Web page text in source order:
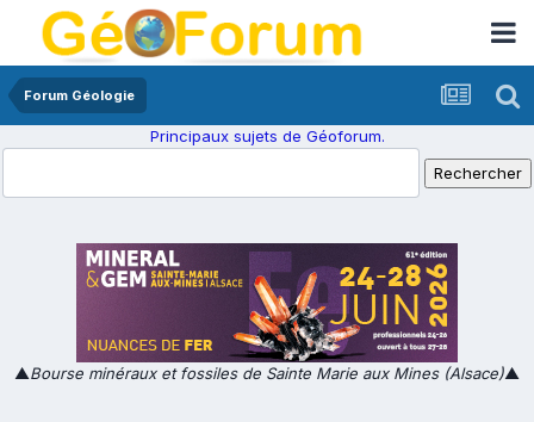
Forum Géologie
Principaux sujets de Géoforum.
▲Bourse minéraux et fossiles de Sainte Marie aux Mines (Alsace)▲